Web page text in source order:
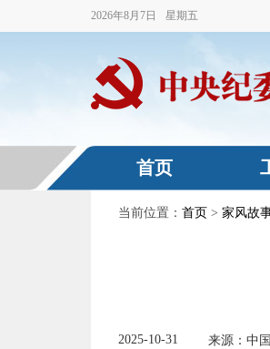
2026年8月 7 日 星期五
首页
当前位置： 首页 > 家风故
2025-10-31 来源：中